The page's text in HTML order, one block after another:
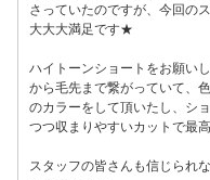
さっていたのですが、今回の
大大大満足です★
ハイトーンショートをお願い
から毛先まで繋がっていて、
のカラーをして頂いたし、シ
つつ収まりやすいカットで最高
スタッフの皆さんも信じられ